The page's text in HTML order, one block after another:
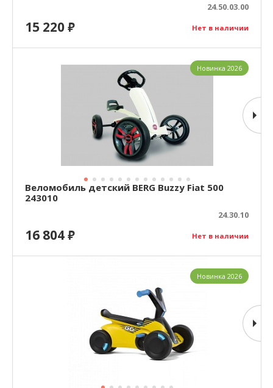
24.50.03.00
Нет в наличии
15 220₽
Веломобиль детский BERG Buzzy Fiat 500
243010
24.30.10
Нет в наличии
16 804₽
Новинка 2026
Новинка 2026